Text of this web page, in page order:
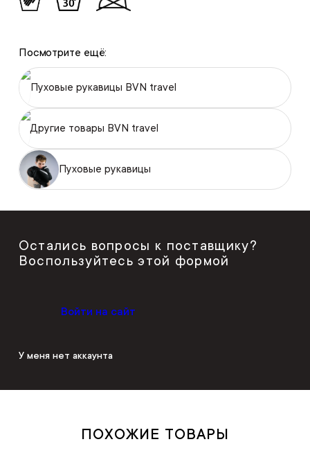
Посмотрите ещё:
Пуховые рукавицы BVN travel
Другие товары BVN travel
Пуховые рукавицы
Остались вопросы к поставщику?
Воспользуйтесь этой формой
Войти на сайт
У меня нет аккаунта
ПОХОЖИЕ ТОВАРЫ